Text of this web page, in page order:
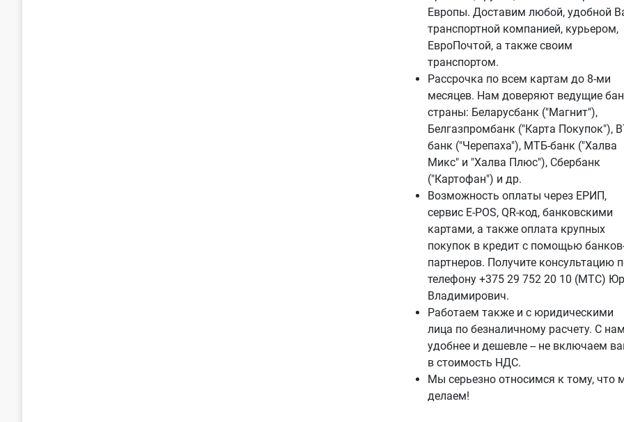
Европы. Доставим любой, удобной
транспортной компанией, курьером,
ЕвроПочтой, а также своим
транспортом.
Рассрочка по всем картам до 8-ми
месяцев. Нам доверяют ведущие
страны: Беларусбанк ("Магнит"),
Белгазпромбанк ("Карта Покупок"),
банк ("Черепаха"), МТБ-банк ("Халва
Микс" и "Халва Плюс"), Сбербанк
("Картофан") и др.
Возможность оплаты через ЕРИП,
сервис E-POS, QR-код, банковскими
картами, а также оплата крупных
покупок в кредит с помощью
партнеров. Получите консультацию
телефону +375 29 752 20 10 (МТС)
Владимирович.
Работаем также и с юридическими
лица по безналичному расчету. С
удобнее и дешевле -- не включаем
в стоимость НДС.
Мы серьезно относимся к тому, что
делаем!